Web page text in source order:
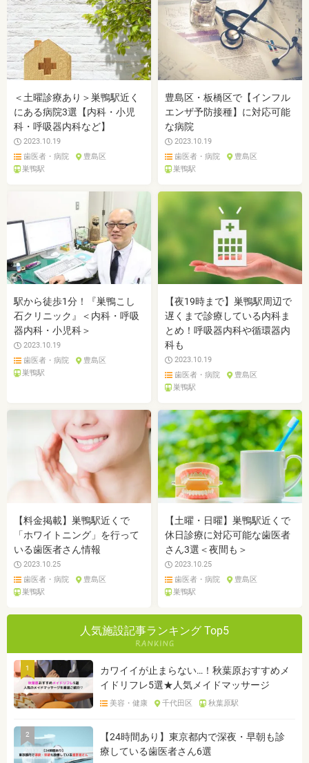
＜土曜診療あり＞巣鴨駅近く
にある病院3選【内科・小児
科・呼吸器内科など】
2023.10.19
歯医者・病院
豊島区
巣鴨駅
豊島区・板橋区で【インフル
エンザ予防接種】に対応可能
な病院
2023.10.19
歯医者・病院
豊島区
巣鴨駅
駅から徒歩1分！『巣鴨こし
石クリニック』＜内科・呼吸
器内科・小児科＞
2023.10.19
歯医者・病院
豊島区
巣鴨駅
【夜19時まで】巣鴨駅周辺で
遅くまで診療している内科ま
とめ！呼吸器内科や循環器内
科も
2023.10.19
歯医者・病院
豊島区
巣鴨駅
【料金掲載】巣鴨駅近くで
「ホワイトニング」を行って
いる歯医者さん情報
2023.10.25
歯医者・病院
豊島区
巣鴨駅
【土曜・日曜】巣鴨駅近くで
休日診療に対応可能な歯医者
さん3選＜夜間も＞
2023.10.25
歯医者・病院
豊島区
巣鴨駅
人気施設記事ランキング Top5
1
カワイイが止まらない…！秋葉原おすすめメ
イドリフレ5選★人気メイドマッサージ
美容・健康 千代田区 秋葉原駅
2
【24時間あり】東京都内で深夜・早朝も診
療している歯医者さん6選